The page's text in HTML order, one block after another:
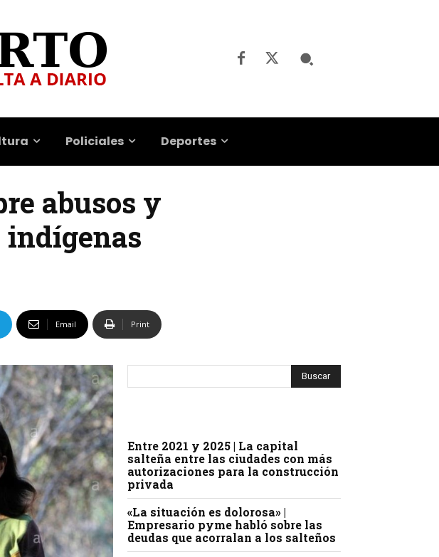
Policiales Deportes
abusos y
Email Print
Entre 2021 y 2025 | La capital
salteña entre las ciudades con más
autorizaciones para la construcción
privada
«La situación es dolorosa» |
Empresario pyme habló sobre las
deudas que acorralan a los salteños